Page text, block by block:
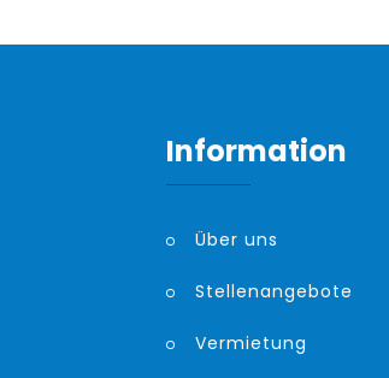
Information
Über uns
Stellenangebote
Vermietung